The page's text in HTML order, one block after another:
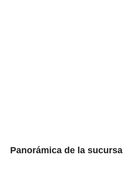
Panorámica de la sucursal